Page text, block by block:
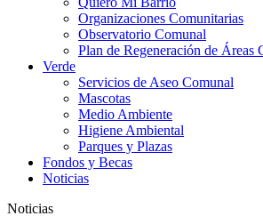
Organizaciones Comunitarias
Observatorio Comunal
Plan de Regeneración de Áreas
Verde
Servicios de Aseo Comunal
Mascotas
Medio Ambiente
Higiene Ambiental
Parques y Plazas
Fondos y Becas
Noticias
Noticias